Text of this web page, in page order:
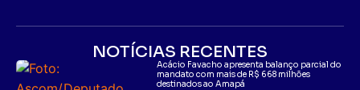
NOTÍCIAS RECENTES
Acácio Favacho apresenta balanço parcial do
mandato com mais de R$ 668 milhões
destinados ao Amapá